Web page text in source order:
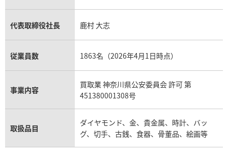
代表取締役社長 鹿村 大志
従業員数 1863名（2026年4月1日時点）
事業内容
買取業 神奈川県公安委員会 許可 第
451380001308号
取扱品目
ダイヤモンド、金、貴金属、時計、バッ
グ、切手、古銭、食器、骨董品、絵画等